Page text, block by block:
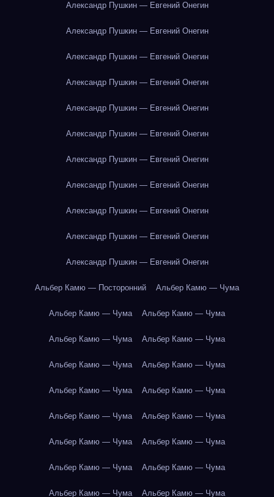
Александр Пушкин — Евгений Онегин
Александр Пушкин — Евгений Онегин
Александр Пушкин — Евгений Онегин
Александр Пушкин — Евгений Онегин
Александр Пушкин — Евгений Онегин
Александр Пушкин — Евгений Онегин
Александр Пушкин — Евгений Онегин
Александр Пушкин — Евгений Онегин
Александр Пушкин — Евгений Онегин
Александр Пушкин — Евгений Онегин
Александр Пушкин — Евгений Онегин
Альбер Камю — Посторонний Альбер Камю — Чума
Альбер Камю — Чума Альбер Камю — Чума
Альбер Камю — Чума Альбер Камю — Чума
Альбер Камю — Чума Альбер Камю — Чума
Альбер Камю — Чума Альбер Камю — Чума
Альбер Камю — Чума Альбер Камю — Чума
Альбер Камю — Чума Альбер Камю — Чума
Альбер Камю — Чума Альбер Камю — Чума
Альбер Камю — Чума Альбер Камю — Чума